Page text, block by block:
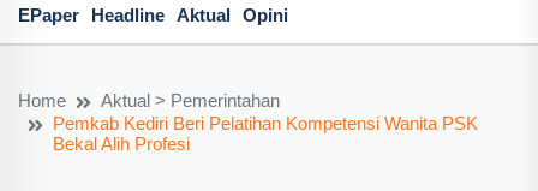
EPaper Headline Aktual Opini
Home
Aktual > Pemerintahan
Pemkab Kediri Beri Pelatihan Kompetensi Wanita PSK
Bekal Alih Profesi